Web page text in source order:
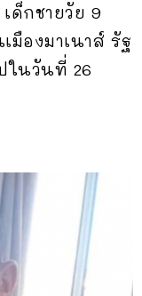
เด็กชายวัย 9
องมาเนาส์ รัฐ
ในวันที่ 26